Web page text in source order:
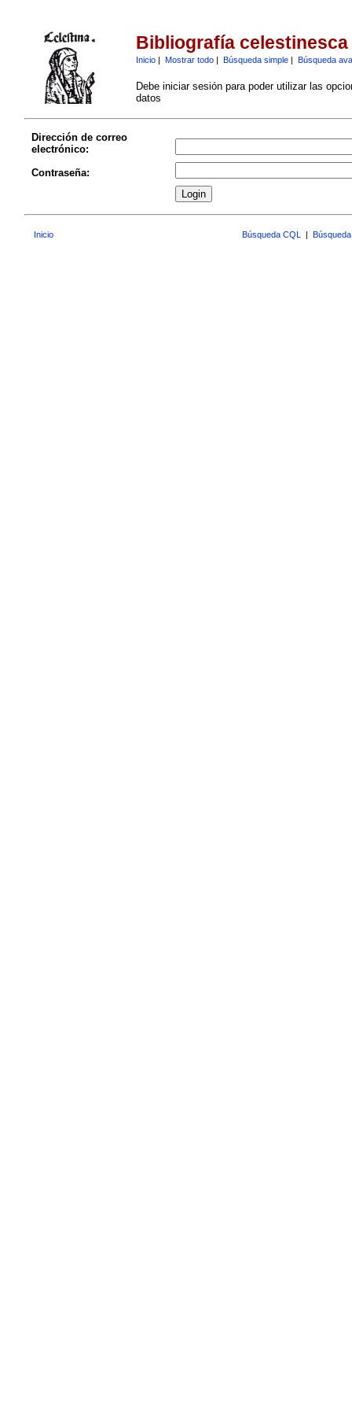
Bibliografía celestinesca
Inicio| Mostrar todo| Búsqueda simple| Búsqueda
Debe iniciar sesión para poder utilizar las
datos
Dirección de correo
electrónico:
Contraseña:
Inicio Búsqueda CQL |